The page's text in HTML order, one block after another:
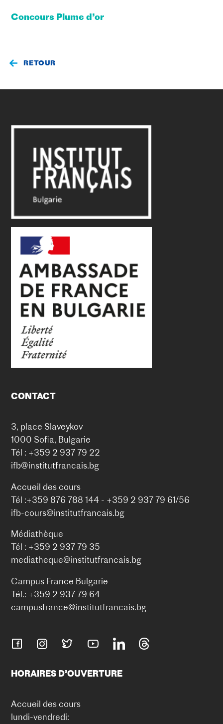
Concours Plume d’or
RETOUR
CONTACT
3, place Slaveykov
1000 Sofia, Bulgarie
Tél : +359 2 937 79 22
ifb@institutfrancais.bg
Accueil des cours
Tél :+359 876 788 144 - +359 2 937 79 61/56
ifb-cours@institutfrancais.bg
Médiathèque
Tél : +359 2 937 79 35
mediatheque@institutfrancais.bg
Campus France Bulgarie
Tél.: +359 2 937 79 64
campusfrance@institutfrancais.bg
HORAIRES D’OUVERTURE
Accueil des cours
lundi-vendredi: